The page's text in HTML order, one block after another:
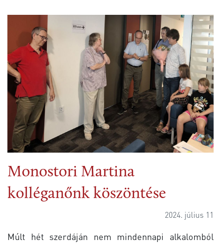
Monostori Martina
kolléganőnk köszöntése
2024. július 11
Múlt hét szerdáján nem mindennapi alkalomból